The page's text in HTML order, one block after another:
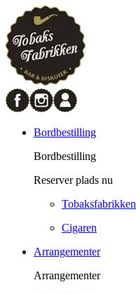
Bordbestilling
Bordbestilling
Reserver plads nu
Tobaksfabrikken
Cigaren
Arrangementer
Arrangementer